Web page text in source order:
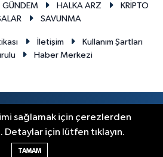
GÜNDEM HALKA ARZ
KRİPTO
SAVUNMA
İletişim
Kullanım Şartları
Haber Merkezi
Yazılımı:
sağlamak için çerezlerden
Detaylar için lütfen tıklayın.
TAMAM